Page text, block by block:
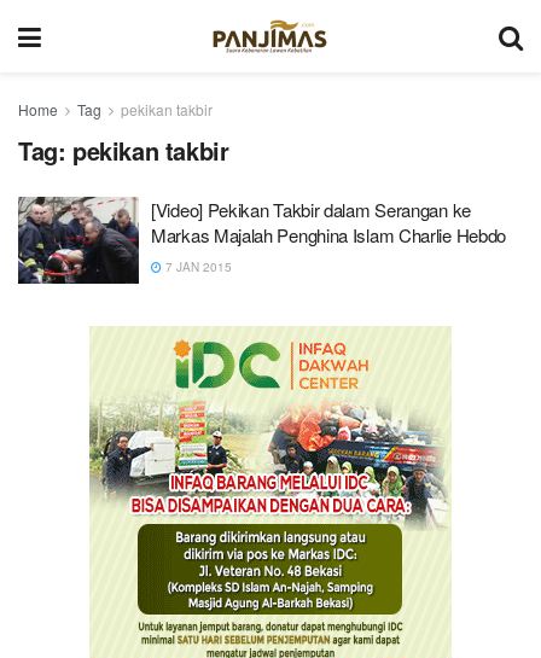
Home Tag pekikan takbir
Tag: pekikan takbir
[Video] Pekikan Takbir dalam Serangan ke
Markas Majalah Penghina Islam Charlie Hebdo
7 JAN 2015